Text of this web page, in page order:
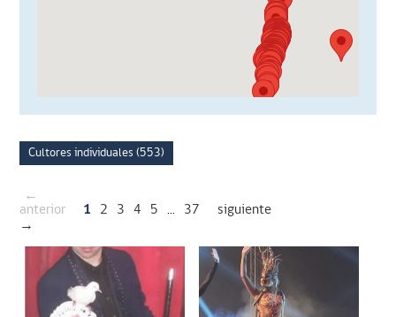
Cultores individuales (553)
←
anterior
1 2 3 4 5 ... 37
siguiente
→